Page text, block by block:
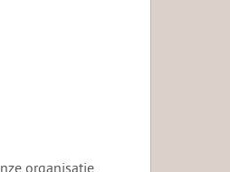
organisatie.